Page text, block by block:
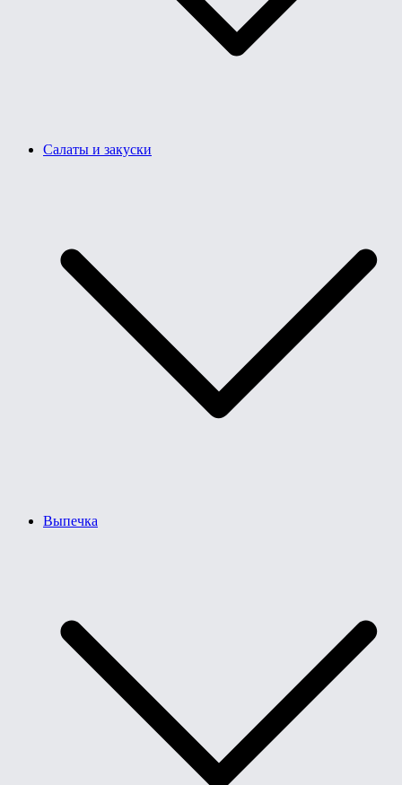
Салаты и закуски
Выпечка